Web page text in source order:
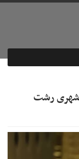
شهری رشت